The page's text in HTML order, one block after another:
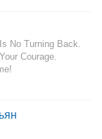
No Turning Back.
Courage.